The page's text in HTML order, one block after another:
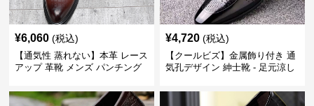
¥6,060 (税込)
【通気性 蒸れない】本革 レース
アップ 革靴 メンズ パンチング
い 営業
¥4,720 (税込)
【クールビズ】金属飾り付き 通
気孔デザイン 紳士靴 - 足元涼し